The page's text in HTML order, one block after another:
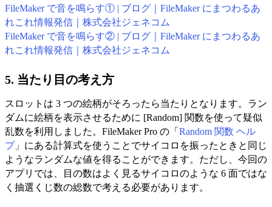
FileMaker で音を鳴らす① | ブログ｜FileMaker にまつわるあ
れこれ情報発信｜株式会社ジェネコム
FileMaker で音を鳴らす② | ブログ｜FileMaker にまつわるあ
れこれ情報発信｜株式会社ジェネコム
5. 当たり目の考え方
スロットは 3 つの絵柄がそろったら当たりとなります。ラン
ダムに絵柄を表示させるために [Random] 関数を使って疑似
乱数を利用しました。FileMaker Pro の「 Random 関数 ヘル
プ」にある計算式を使うことでサイコロを振ったときと同じ
ようなランダムな値を得ることができます。ただし、今回の
アプリでは、目の数はよく見るサイコロのような 6 面ではな
く抽選くじ数の総数で考える必要があります。